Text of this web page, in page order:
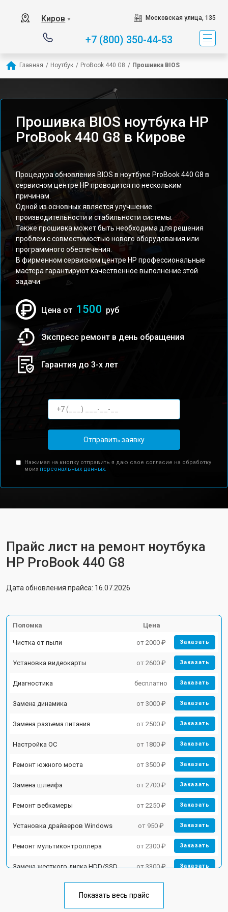
Киров ▼ Московская улица, 135
+7 (800) 350-44-53
Главная / Ноутбук / ProBook 440 G8 / Прошивка BIOS
Прошивка BIOS ноутбука HP
ProBook 440 G8 в Кирове
Процедура обновления BIOS в ноутбуке ProBook 440 G8 в
сервисном центре HP проводится по нескольким
причинам.
Одной из основных является улучшение
производительности и стабильности системы.
Также прошивка может быть необходима для решения
проблем с совместимостью нового оборудования или
программного обеспечения.
В фирменном сервисном центре HP профессиональные
мастера гарантируют качественное выполнение этой
задачи.
Цена от 1500 руб
Экспресс ремонт в день обращения
Гарантия до 3-х лет
Отправить заявку
Нажимая на кнопку отправить я даю свое согласие на обработку
моих персональных данных.
Прайс лист на ремонт ноутбука
HP ProBook 440 G8
Дата обновления прайса: 16.07.2026
Поломка Цена
Чистка от пыли от 2000 ₽ Заказать
Установка видеокарты от 2600 ₽ Заказать
Диагностика бесплатно Заказать
Замена динамика от 3000 ₽ Заказать
Замена разъема питания от 2500 ₽ Заказать
Настройка ОС от 1800 ₽ Заказать
Ремонт южного моста от 3500 ₽ Заказать
Замена шлейфа от 2700 ₽ Заказать
Ремонт вебкамеры от 2250 ₽ Заказать
Установка драйверов Windows от 950 ₽ Заказать
Ремонт мультиконтроллера от 2300 ₽ Заказать
Замена жесткого диска HDD/SSD от 3300 ₽ Заказать
от 1500 ₽
Показать весь прайс